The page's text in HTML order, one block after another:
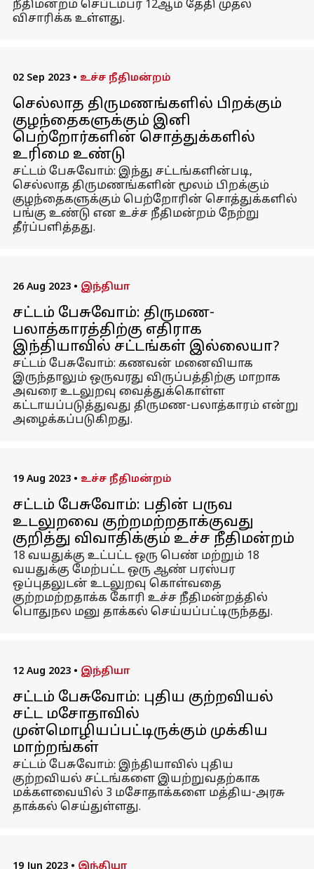
நீதிமன்றம் செப்டம்பர் 12ஆம் தேதி முதல்
விசாரிக்க உள்ளது.
02 Sep 2023 • உச்ச நீதிமன்றம்
செல்லாத திருமணங்களில் பிறக்கும்
குழந்தைகளுக்கும் இனி
பெற்றோர்களின் சொத்துக்களில்
உரிமை உண்டு
சட்டம் பேசுவோம்: இந்து சட்டங்களின்படி,
செல்லாத திருமணங்களின் மூலம் பிறக்கும்
குழந்தைகளுக்கும் பெற்றோரின் சொத்துக்களில்
பங்கு உண்டு என உச்ச நீதிமன்றம் நேற்று
தீர்ப்பளித்தது.
26 Aug 2023 • இந்தியா
சட்டம் பேசுவோம்: திருமண-
பலாத்காரத்திற்கு எதிராக
இந்தியாவில் சட்டங்கள் இல்லையா?
சட்டம் பேசுவோம்: கணவன் மனைவியாக
இருந்தாலும் ஒருவரது விருப்பத்திற்கு மாறாக
அவரை உடலுறவு வைத்துக்கொள்ள
கட்டாயப்படுத்துவது திருமண-பலாத்காரம் என்று
அழைக்கப்படுகிறது.
19 Aug 2023 • உச்ச நீதிமன்றம்
சட்டம் பேசுவோம்: பதின் பருவ
உடலுறவை குற்றமற்றதாக்குவது
குறித்து விவாதிக்கும் உச்ச நீதிமன்றம்
18 வயதுக்கு உட்பட்ட ஒரு பெண் மற்றும் 18
வயதுக்கு மேற்பட்ட ஒரு ஆண் பரஸ்பர
ஒப்புதலுடன் உடலுறவு கொள்வதை
குற்றமற்றதாக்க கோரி உச்ச நீதிமன்றத்தில்
பொதுநல மனு தாக்கல் செய்யப்பட்டிருந்தது.
12 Aug 2023 • இந்தியா
சட்டம் பேசுவோம்: புதிய குற்றவியல்
சட்ட மசோதாவில்
முன்மொழியப்பட்டிருக்கும் முக்கிய
மாற்றங்கள்
சட்டம் பேசுவோம்: இந்தியாவில் புதிய
குற்றவியல் சட்டங்களை இயற்றுவதற்காக
மக்களவையில் 3 மசோதாக்களை மத்திய-அரசு
தாக்கல் செய்துள்ளது.
19 Jun 2023 • இந்தியா